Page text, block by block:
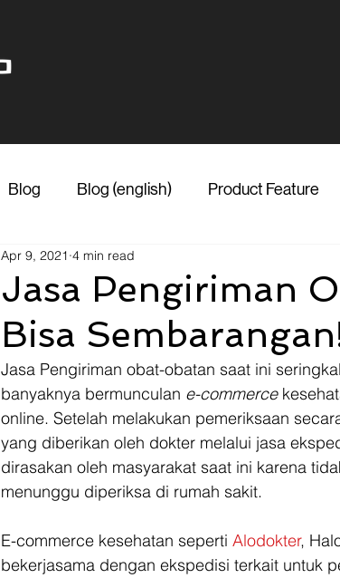
Blog Blog (english) Product Feature
Jasa Pengiriman
Bisa
Apr 9, 2021 4 min read
Jasa Pengiriman obat-obatan saat ini
banyaknya bermunculan e-commerce
online. Setelah melakukan pemeriksaan
yang diberikan oleh dokter melalui jasa
dirasakan oleh masyarakat saat ini karena
menunggu diperiksa di rumah sakit.
E-commerce kesehatan seperti Alodokter,
bekerjasama dengan ekspedisi terkait untuk